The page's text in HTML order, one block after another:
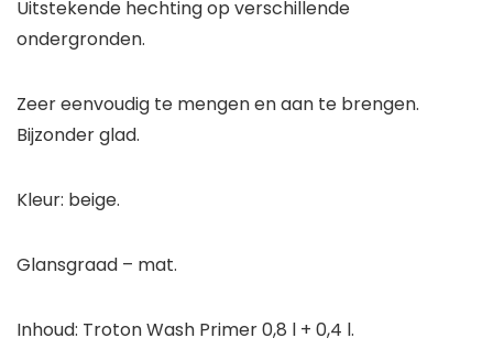
Uitstekende hechting op verschillende
ondergronden.
Zeer eenvoudig te mengen en aan te brengen.
Bijzonder glad.
Kleur: beige.
Glansgraad – mat.
Inhoud: Troton Wash Primer 0,8 l + 0,4 l.